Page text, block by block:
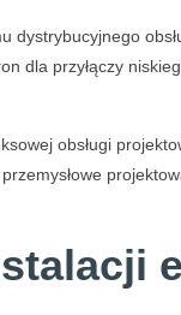
dystrybucyjnego
dla przyłączy
obsługi